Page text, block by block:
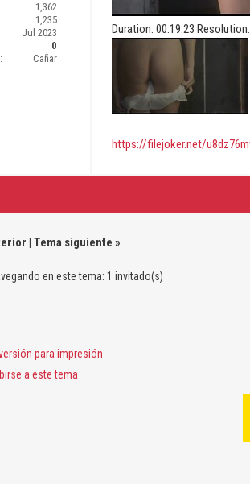
1,362
1,235
Jul 2023
0
Cañar
Duration: 00:19:23
https://filejoker.net/
| Tema siguiente »
en este tema: 1 invitado(s)
para impresión
a este tema